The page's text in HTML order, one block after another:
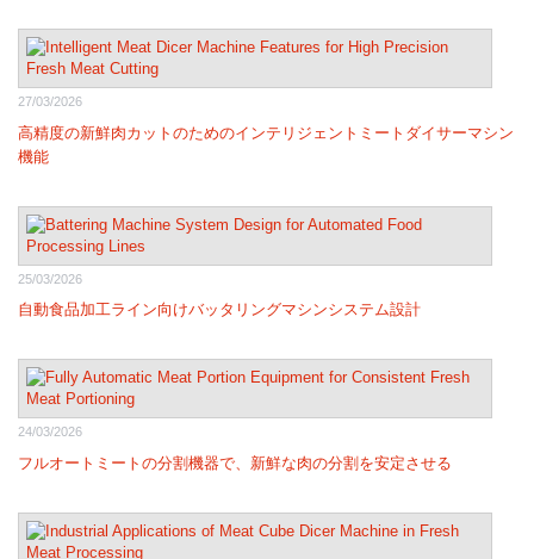
27/03/2026
高精度の新鮮肉カットのためのインテリジェントミートダイサーマシン
機能
25/03/2026
自動食品加工ライン向けバッタリングマシンシステム設計
24/03/2026
フルオートミートの分割機器で、新鮮な肉の分割を安定させる